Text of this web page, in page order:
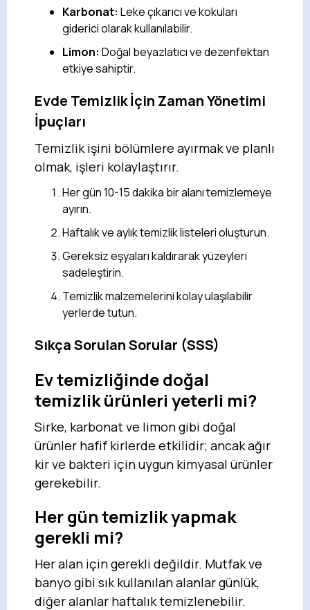
Karbonat: Leke çıkarıcı ve kokuları
giderici olarak kullanılabilir.
Limon: Doğal beyazlatıcı ve dezenfektan
etkiye sahiptir.
Evde Temizlik İçin Zaman Yönetimi
İpuçları
Temizlik işini bölümlere ayırmak ve planlı
olmak, işleri kolaylaştırır.
Her gün 10-15 dakika bir alanı temizlemeye
ayırın.
Haftalık ve aylık temizlik listeleri oluşturun.
Gereksiz eşyaları kaldırarak yüzeyleri
sadeleştirin.
Temizlik malzemelerini kolay ulaşılabilir
yerlerde tutun.
Sıkça Sorulan Sorular (SSS)
Ev temizliğinde doğal
temizlik ürünleri yeterli mi?
Sirke, karbonat ve limon gibi doğal
ürünler hafif kirlerde etkilidir; ancak ağır
kir ve bakteri için uygun kimyasal ürünler
gerekebilir.
Her gün temizlik yapmak
gerekli mi?
Her alan için gerekli değildir. Mutfak ve
banyo gibi sık kullanılan alanlar günlük,
diğer alanlar haftalık temizlenebilir.